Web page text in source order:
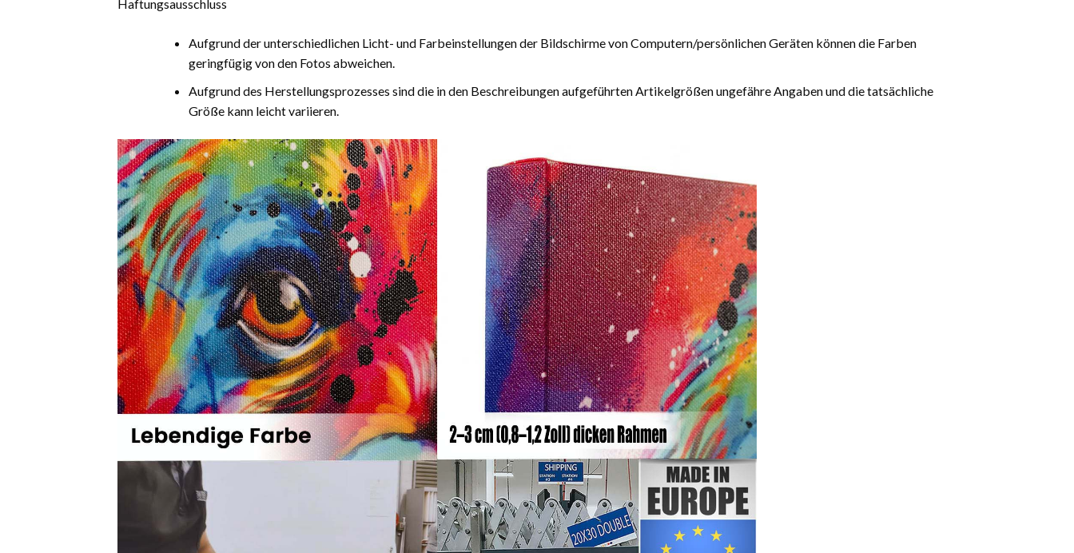
Haftungsausschluss
Aufgrund der unterschiedlichen Licht- und Farbeinstellungen der Bildschirme von Computern/persönlichen Geräten können die Farben
geringfügig von den Fotos abweichen.
Aufgrund des Herstellungsprozesses sind die in den Beschreibungen aufgeführten Artikelgrößen ungefähre Angaben und die tatsächliche
Größe kann leicht variieren.